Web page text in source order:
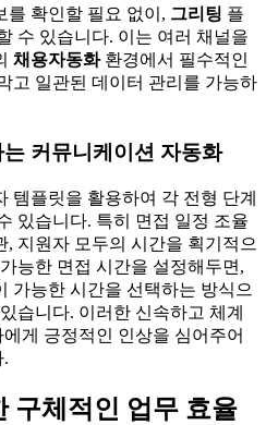
를 확인할 필요 없이, 그리팅 플
수 있습니다. 이는 여러 채널을
채용자동화환경에서 필수적인
고 일관된 데이터 관리를 가능하
커뮤니케이션 자동화
템플릿을 활용하여 각 전형 단계
있습니다. 특히 면접 일정 조율
지원자 모두의 시간을 획기적으
능한 면접 시간을 설정해두면,
가능한 시간을 선택하는 방식으
습니다. 이러한 신속하고 체계
게 긍정적인 인상을 심어주어
.
구체적인 업무 효율